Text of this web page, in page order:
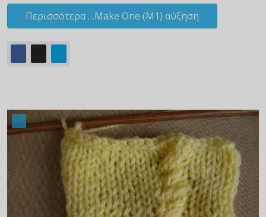
Περισσότερα …Make One (M1) αύξηση